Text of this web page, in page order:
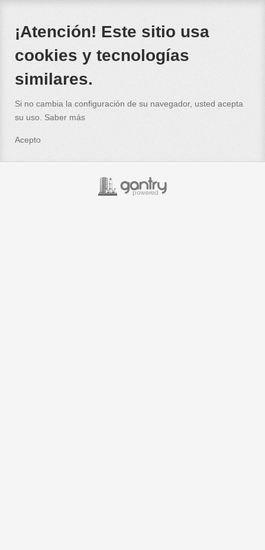
¡Atención! Este sitio usa
cookies y tecnologías
similares.
Si no cambia la configuración de su navegador, usted acepta
su uso. Saber más
Acepto